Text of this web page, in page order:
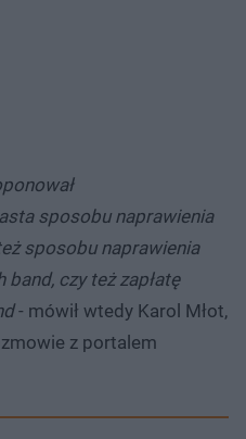
sposobu naprawienia
sposobu naprawienia
czy też zapłatę
- mówił wtedy Karol Młot,
z portalem